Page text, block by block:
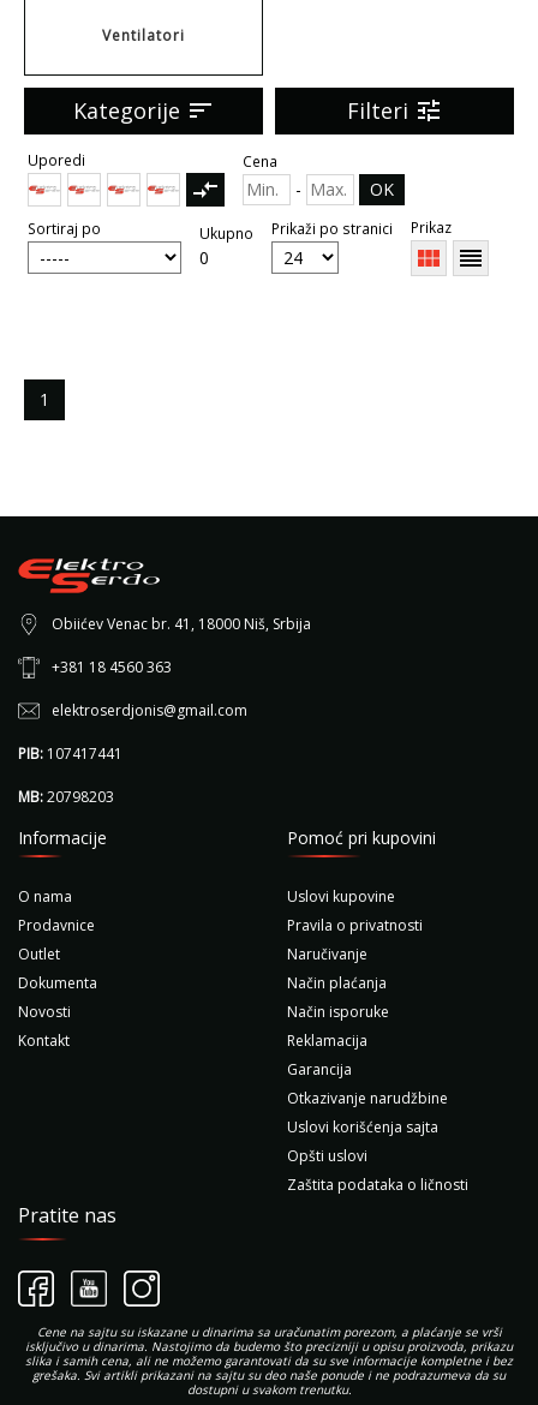
Ventilatori
Kategorije sort Filteri tune
Uporedi
compare_arrows
Cena
- OK
Sortiraj po Ukupno
0
Prikaži po stranici Prikaz
view_module reorder
1
Obiićev Venac br. 41, 18000 Niš, Srbija
+381 18 4560 363
elektroserdjonis@gmail.com
PIB: 107417441
MB:20798203
Informacije
O nama
Prodavnice
Outlet
Dokumenta
Novosti
Kontakt
Pomoć pri kupovini
Uslovi kupovine
Pravila o privatnosti
Naručivanje
Način plaćanja
Način isporuke
Reklamacija
Garancija
Otkazivanje narudžbine
Uslovi korišćenja sajta
Opšti uslovi
Zaštita podataka o ličnosti
Pratite nas
Cene na sajtu su iskazane u dinarima sa uračunatim porezom, a plaćanje se vrši
isključivo u dinarima. Nastojimo da budemo što precizniji u opisu proizvoda, prikazu
slika i samih cena, ali ne možemo garantovati da su sve informacije kompletne i bez
grešaka. Svi artikli prikazani na sajtu su deo naše ponude i ne podrazumeva da su
dostupni u svakom trenutku.